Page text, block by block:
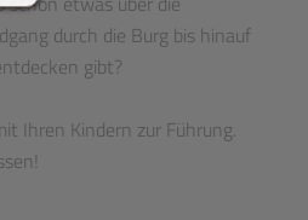
durch die Burg bis hinauf
gibt?
Ihren Kindern zur Führung.